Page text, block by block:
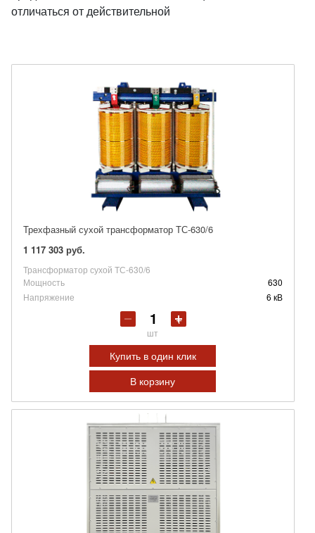
отличаться от действительной
Трехфазный сухой трансформатор ТС-630/6
1 117 303 руб.
Трансформатор сухой ТС-630/6
Мощность
630
Напряжение
6 кВ
шт
Купить в один клик
В корзину